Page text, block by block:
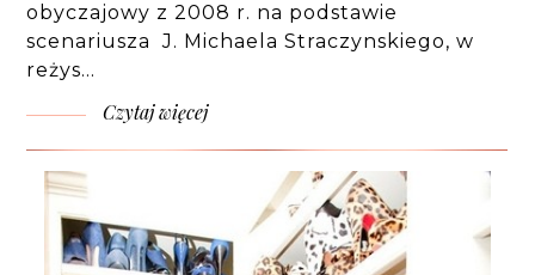
obyczajowy z 2008 r. na podstawie
scenariusza J. Michaela Straczynskiego, w
reżys…
Czytaj więcej